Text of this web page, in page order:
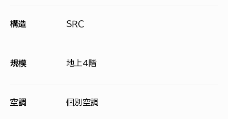
構造 ＳＲＣ
規模 地上4階
空調 個別空調